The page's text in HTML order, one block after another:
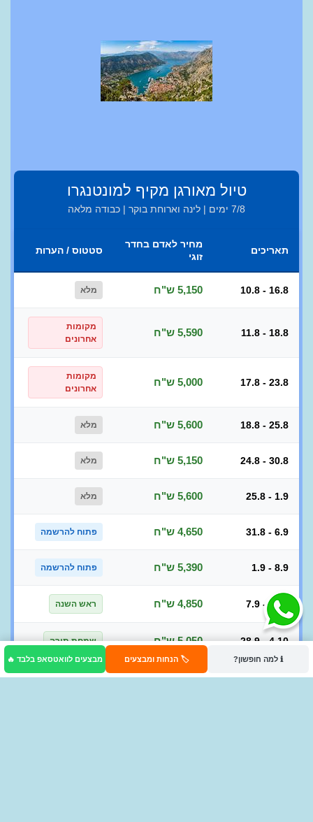
ℹ️ למה חופשון? 🏷️ הנחות ומבצעים מבצעים לוואטסאפ בלבד 🔥
טיול מאורגן מקיף למונטנגרו
7/8 ימים | לינה וארוחת בוקר | כבודה מלאה
תאריכים
מחיר לאדם בחדר
זוגי
סטטוס / הערות
10.8 - 16.8 5,150 ש"ח מלא
11.8 - 18.8 5,590 ש"ח
מקומות
אחרונים
17.8 - 23.8 5,000 ש"ח
מקומות
אחרונים
18.8 - 25.8 5,600 ש"ח מלא
24.8 - 30.8 5,150 ש"ח מלא
25.8 - 1.9 5,600 ש"ח מלא
31.8 - 6.9 4,650 ש"ח פתוח להרשמה
1.9 - 8.9 5,390 ש"ח פתוח להרשמה
7.9 - 13.9 4,850 ש"ח ראש השנה
28.9 - 4.10 5,050 ש"ח שמחת תורה
5.10 - 11.10 5,050 ש"ח פתוח להרשמה